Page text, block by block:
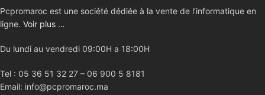
Pcpromaroc est une société dédiée à la vente de l’informatique en
ligne. Voir plus …
Du lundi au vendredi 09:00H a 18:00H
Tel : 05 36 51 32 27 – 06 900 5 8181
Email: info@pcpromaroc.ma